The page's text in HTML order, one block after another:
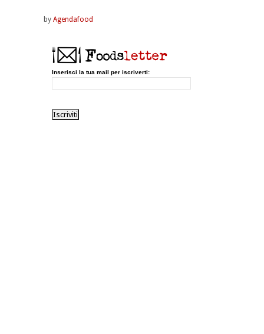
by Agendafood
Inserisci la tua mail per iscriverti: